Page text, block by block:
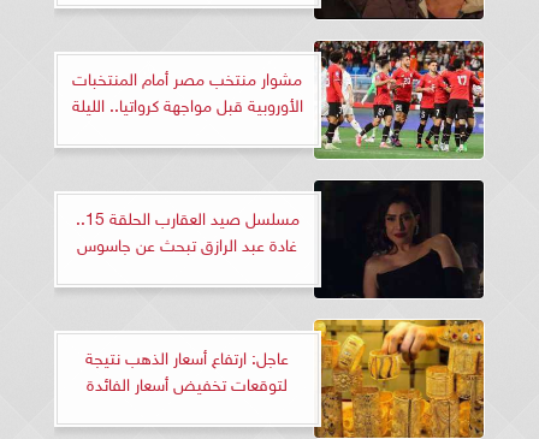
مشوار منتخب مصر أمام المنتخبات
الأوروبية قبل مواجهة كرواتيا.. الليلة
مسلسل صيد العقارب الحلقة 15..
غادة عبد الرازق تبحث عن جاسوس
عاجل: ارتفاع أسعار الذهب نتيجة
لتوقعات تخفيض أسعار الفائدة